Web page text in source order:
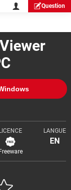
Question
LICENCE
Freeware
LANGUE
EN